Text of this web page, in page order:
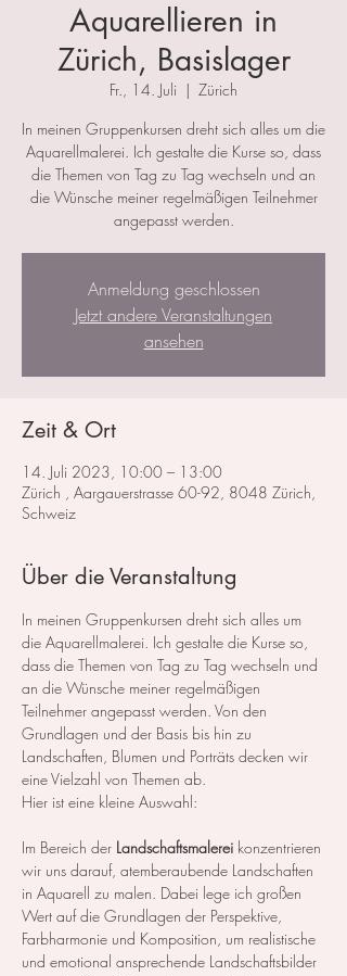
Aquarellieren in
Zürich, Basislager
Fr., 14. Juli
  |
Zürich
In meinen Gruppenkursen dreht sich alles um die
Aquarellmalerei. Ich gestalte die Kurse so, dass
die Themen von Tag zu Tag wechseln und an
die Wünsche meiner regelmäßigen Teilnehmer
angepasst werden.
Anmeldung geschlossen
Jetzt andere Veranstaltungen
ansehen
Zeit & Ort
14. Juli 2023, 10:00 – 13:00
Zürich , Aargauerstrasse 60-92, 8048 Zürich,
Schweiz
Über die Veranstaltung
In meinen Gruppenkursen dreht sich alles um
die Aquarellmalerei. Ich gestalte die Kurse so,
dass die Themen von Tag zu Tag wechseln und
an die Wünsche meiner regelmäßigen
Teilnehmer angepasst werden. Von den
Grundlagen und der Basis bis hin zu
Landschaften, Blumen und Porträts decken wir
eine Vielzahl von Themen ab.
Hier ist eine kleine Auswahl:
Im Bereich der Landschaftsmalerei konzentrieren
wir uns darauf, atemberaubende Landschaften
in Aquarell zu malen. Dabei lege ich großen
Wert auf die Grundlagen der Perspektive,
Farbharmonie und Komposition, um realistische
und emotional ansprechende Landschaftsbilder